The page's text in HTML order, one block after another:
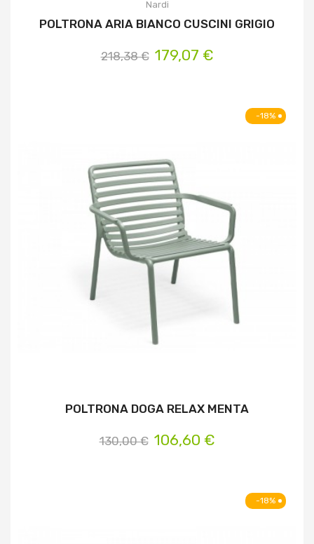
Nardi
POLTRONA ARIA BIANCO CUSCINI GRIGIO
218,38 € 179,07 €
-18%
POLTRONA DOGA RELAX MENTA
130,00 € 106,60 €
-18%